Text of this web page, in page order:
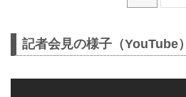
記者会見の様子（YouTube）